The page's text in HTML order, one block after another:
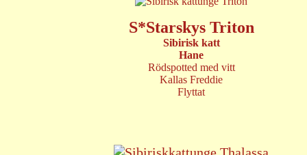
S*Starskys Triton
Sibirisk katt
Hane
Rödspotted med vitt
Kallas Freddie
Flyttat